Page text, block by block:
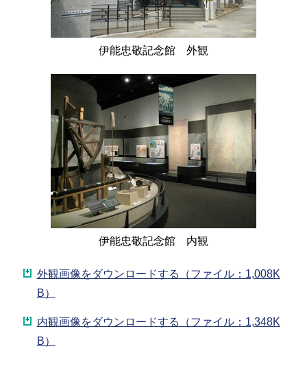
伊能忠敬記念館 外観
伊能忠敬記念館 内観
外観画像をダウンロードする（ファイル：1,008K
B）
内観画像をダウンロードする（ファイル：1,348K
B）